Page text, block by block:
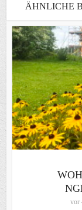
ÄHNLICHE
vor